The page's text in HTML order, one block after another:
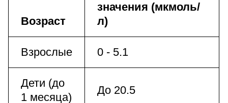
Возраст
значения (мкмоль/
л)
Взрослые 0 - 5.1
Дети (до
1 месяца)
До 20.5